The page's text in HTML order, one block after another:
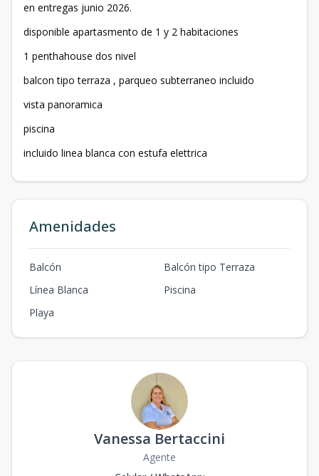
en entregas junio 2026.
disponible apartasmento de 1 y 2 habitaciones
1 penthahouse dos nivel
balcon tipo terraza , parqueo subterraneo incluido
vista panoramica
piscina
incluido linea blanca con estufa elettrica
Amenidades
Balcón
Balcón tipo Terraza
Línea Blanca
Piscina
Playa
Vanessa Bertaccini
Agente